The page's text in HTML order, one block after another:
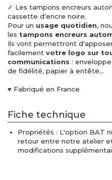
✓ Les tampons encreurs
cassette d'encre noire.
Pour un usage quotidien,
les tampons encreurs
Ils vont permettront
facilement votre logo sur
communications :
de fidélité, papier à entête...
♥ Fabriqué en France
Fiche technique
Propriétés : L'option BAT
retour entre notre atelier
modifications